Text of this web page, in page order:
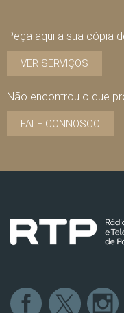
Peça aqui a sua cópia
VER SERVIÇOS
Não encontrou o que
FALE CONNOSCO